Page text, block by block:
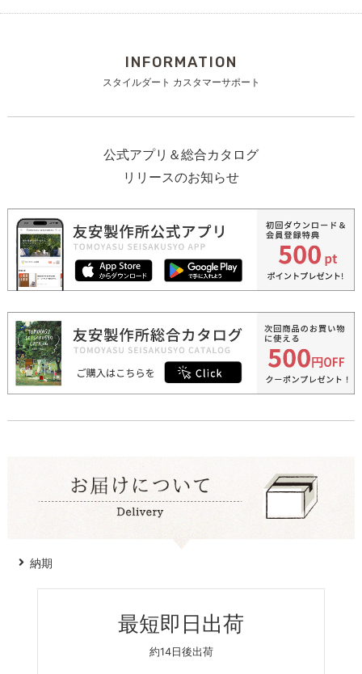
INFORMATION
スタイルダート カスタマーサポート
公式アプリ＆総合カタログ
リリースのお知らせ
納期
最短即日出荷
約14日後出荷